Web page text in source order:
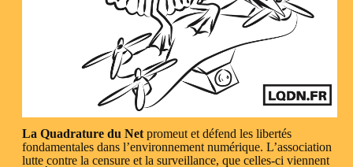
La Quadrature du Net promeut et défend les libertés
fondamentales dans l’environnement numérique. L’association
lutte contre la censure et la surveillance, que celles-ci viennent